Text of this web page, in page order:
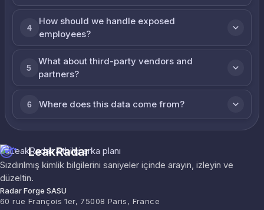
4
How should we handle exposed
employees?
5
What about third-party vendors and
partners?
6 Where does this data come from?
LeakRadar
Sızdırılmış kimlik bilgilerini saniyeler içinde arayın, izleyin ve
düzeltin.
Radar Forge SASU
60 rue François 1er, 75008 Paris, France